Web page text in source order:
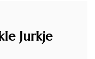
Jurkje